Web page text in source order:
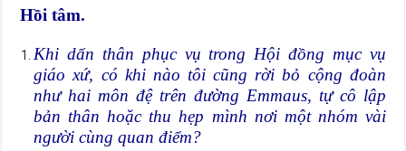
Hồi tâm.
Khi dấn thân phục vụ trong Hội đồng mục vụ
giáo xứ, có khi nào tôi cũng rời bỏ cộng đoàn
như hai môn đệ trên đường Emmaus, tự cô lập
bản thân hoặc thu hẹp mình nơi một nhóm vài
người cùng quan điểm?